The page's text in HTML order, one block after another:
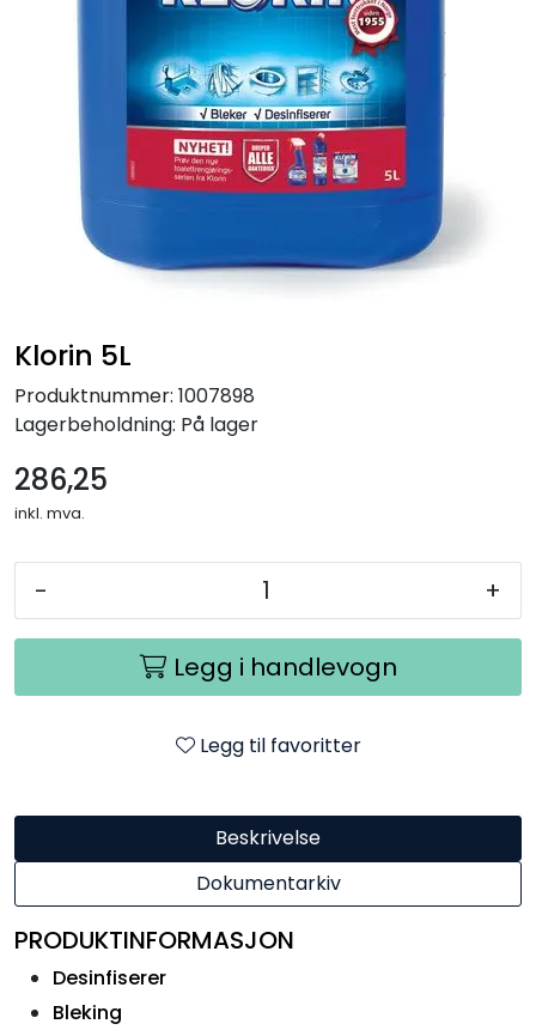
Klorin 5L
Produktnummer: 1007898
Lagerbeholdning: På lager
286,25
inkl. mva.
- +
Legg i handlevogn
Legg til favoritter
Beskrivelse
Dokumentarkiv
PRODUKTINFORMASJON
Desinfiserer
Bleking